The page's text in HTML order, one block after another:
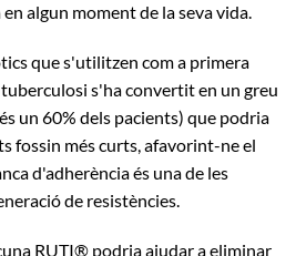
algun moment de la seva vida.
que s'utilitzen com a primera
s'ha convertit en un greu
un 60% dels pacients) que podria
fossin més curts, afavorint-ne el
d'adherència és una de les
de resistències.
RUTI® podria ajudar a eliminar